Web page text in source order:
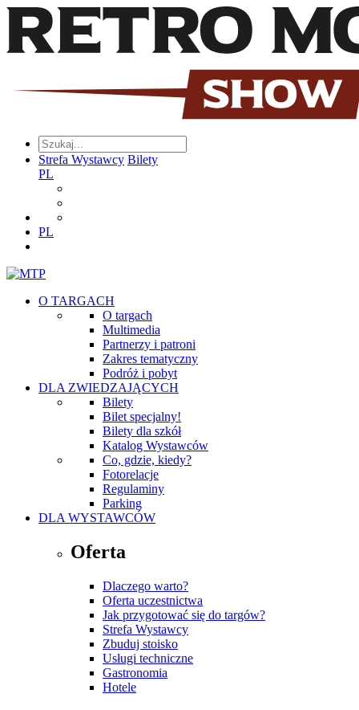
Strefa Wystawcy Bilety
PL
PL
O TARGACH
O targach
Multimedia
Partnerzy i patroni
Zakres tematyczny
Podróż i pobyt
DLA ZWIEDZAJĄCYCH
Bilety
Bilet specjalny!
Bilety dla szkół
Katalog Wystawców
Co, gdzie, kiedy?
Fotorelacje
Regulaminy
Parking
DLA WYSTAWCÓW
Oferta
Dlaczego warto?
Oferta uczestnictwa
Jak przygotować się do targów?
Strefa Wystawcy
Zbuduj stoisko
Usługi techniczne
Gastronomia
Hotele